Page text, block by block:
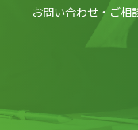
お問い合わせ・ご相